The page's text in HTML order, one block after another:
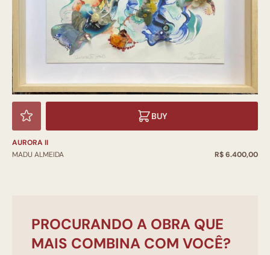
BUY
AURORA II
MADU ALMEIDA
R$ 6.400,00
PROCURANDO A OBRA QUE
MAIS COMBINA COM VOCÊ?